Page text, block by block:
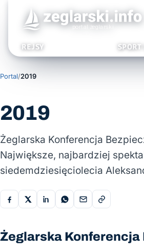
REJSY
Portal/2019
2019
Żeglarska Konferencja
Największe, najbardziej
siedemdziesięciolecia
Żeglarska